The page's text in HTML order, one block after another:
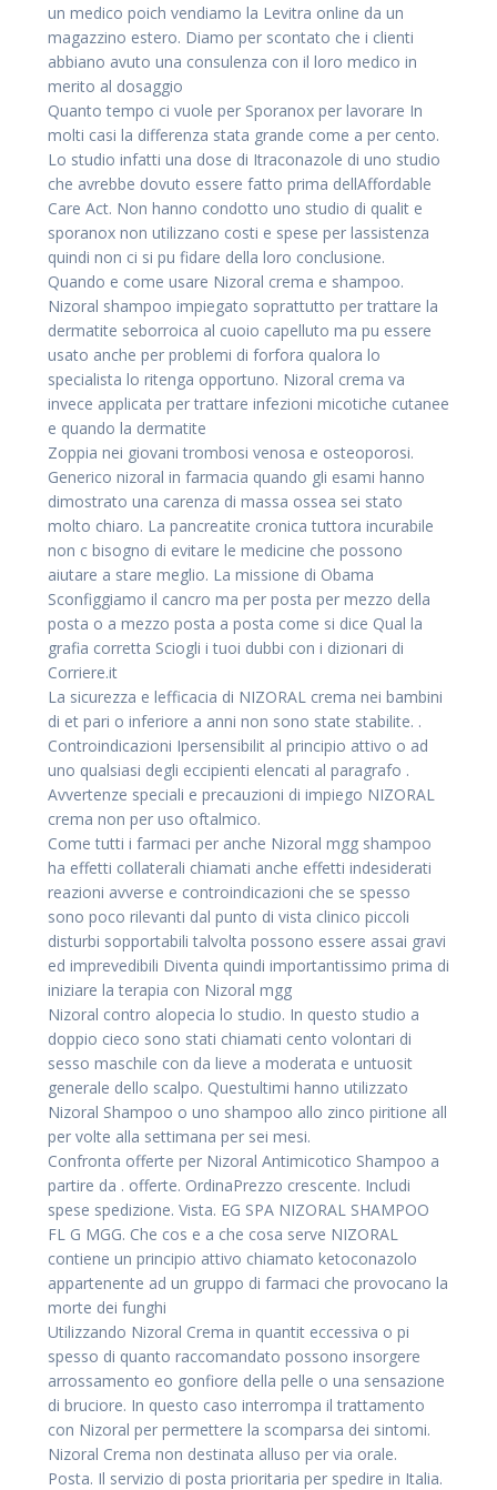
un medico poich vendiamo la Levitra online da un
magazzino estero. Diamo per scontato che i clienti
abbiano avuto una consulenza con il loro medico in
merito al dosaggio
Quanto tempo ci vuole per Sporanox per lavorare In
molti casi la differenza stata grande come a per cento.
Lo studio infatti una dose di Itraconazole di uno studio
che avrebbe dovuto essere fatto prima dellAffordable
Care Act. Non hanno condotto uno studio di qualit e
sporanox non utilizzano costi e spese per lassistenza
quindi non ci si pu fidare della loro conclusione.
Quando e come usare Nizoral crema e shampoo.
Nizoral shampoo impiegato soprattutto per trattare la
dermatite seborroica al cuoio capelluto ma pu essere
usato anche per problemi di forfora qualora lo
specialista lo ritenga opportuno. Nizoral crema va
invece applicata per trattare infezioni micotiche cutanee
e quando la dermatite
Zoppia nei giovani trombosi venosa e osteoporosi.
Generico nizoral in farmacia quando gli esami hanno
dimostrato una carenza di massa ossea sei stato
molto chiaro. La pancreatite cronica tuttora incurabile
non c bisogno di evitare le medicine che possono
aiutare a stare meglio. La missione di Obama
Sconfiggiamo il cancro ma per posta per mezzo della
posta o a mezzo posta a posta come si dice Qual la
grafia corretta Sciogli i tuoi dubbi con i dizionari di
Corriere.it
La sicurezza e lefficacia di NIZORAL crema nei bambini
di et pari o inferiore a anni non sono state stabilite. .
Controindicazioni Ipersensibilit al principio attivo o ad
uno qualsiasi degli eccipienti elencati al paragrafo .
Avvertenze speciali e precauzioni di impiego NIZORAL
crema non per uso oftalmico.
Come tutti i farmaci per anche Nizoral mgg shampoo
ha effetti collaterali chiamati anche effetti indesiderati
reazioni avverse e controindicazioni che se spesso
sono poco rilevanti dal punto di vista clinico piccoli
disturbi sopportabili talvolta possono essere assai gravi
ed imprevedibili Diventa quindi importantissimo prima di
iniziare la terapia con Nizoral mgg
Nizoral contro alopecia lo studio. In questo studio a
doppio cieco sono stati chiamati cento volontari di
sesso maschile con da lieve a moderata e untuosit
generale dello scalpo. Questultimi hanno utilizzato
Nizoral Shampoo o uno shampoo allo zinco piritione all
per volte alla settimana per sei mesi.
Confronta offerte per Nizoral Antimicotico Shampoo a
partire da . offerte. OrdinaPrezzo crescente. Includi
spese spedizione. Vista. EG SPA NIZORAL SHAMPOO
FL G MGG. Che cos e a che cosa serve NIZORAL
contiene un principio attivo chiamato ketoconazolo
appartenente ad un gruppo di farmaci che provocano la
morte dei funghi
Utilizzando Nizoral Crema in quantit eccessiva o pi
spesso di quanto raccomandato possono insorgere
arrossamento eo gonfiore della pelle o una sensazione
di bruciore. In questo caso interrompa il trattamento
con Nizoral per permettere la scomparsa dei sintomi.
Nizoral Crema non destinata alluso per via orale.
Posta. Il servizio di posta prioritaria per spedire in Italia.